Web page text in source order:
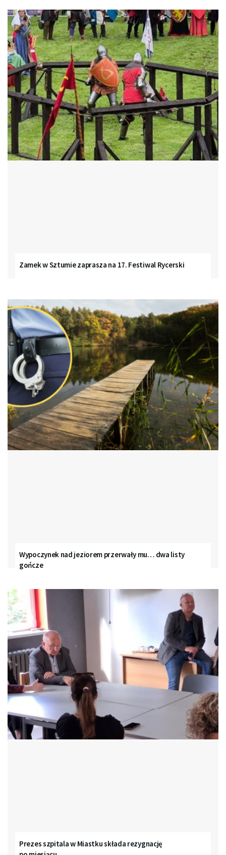
Zamek w Sztumie zaprasza na 17. Festiwal Rycerski
Wypoczynek nad jeziorem przerwały mu… dwa listy
gończe
Prezes szpitala w Miastku składa rezygnację